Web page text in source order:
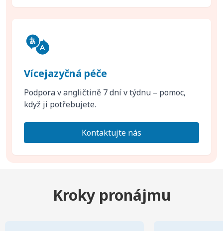
Vícejazyčná péče
Podpora v angličtině 7 dní v týdnu – pomoc,
když ji potřebujete.
Kontaktujte nás
Kroky pronájmu